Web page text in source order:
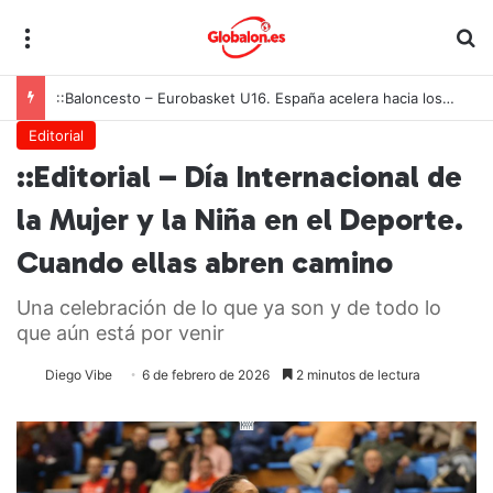
::Baloncesto – Eurobasket U16. España acelera hacia los octavos tras una exhibición colectiva ante Georgia
Editorial
::Editorial – Día Internacional de
la Mujer y la Niña en el Deporte.
Cuando ellas abren camino
Una celebración de lo que ya son y de todo lo
que aún está por venir
Diego Vibe 6 de febrero de 2026 2 minutos de lectura